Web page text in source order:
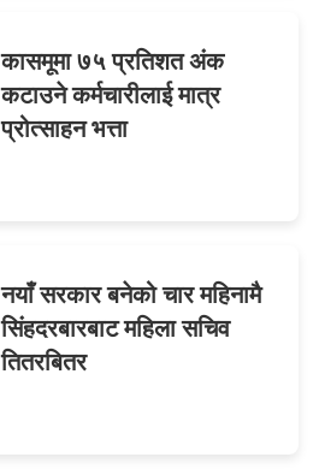
कासमूमा ७५ प्रतिशत अंक
कटाउने कर्मचारीलाई मात्र
प्रोत्साहन भत्ता
नयाँ सरकार बनेको चार महिनामै
सिंहदरबारबाट महिला सचिव
तितरबितर